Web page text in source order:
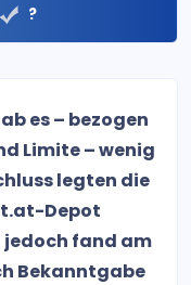
?
es – bezogen
Limite – wenig
legten die
Depot
fand am
Bekanntgabe